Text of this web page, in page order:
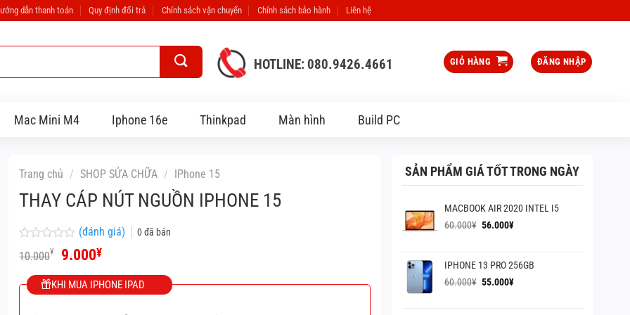
dẫn thanh toán Quy định đổi trả Chính sách vận chuyển Chính sách bảo hành Liên hệ
HOTLINE: 080.9426.4661 GIỎ HÀNG ĐĂNG NHẬP
Mac Mini M4 Iphone 16e Thinkpad Màn hình Build PC
Trang chủ / SHOP SỬA CHỮA / IPhone 15
THAY CÁP NÚT NGUỒN IPHONE 15
Được
xếp
0
(đánh giá) 0đã bán
10.000¥
Giá
gốc
là:
10.000¥.
9.000¥Giá
tại
là:
KHI MUA IPHONE IPAD
SẢN PHẨM GIÁ TỐT TRONG NGÀY
MACBOOK AIR 2020 INTEL I5
60.000¥ Giá
60.000¥.
56.000¥Giá
là:
56.000¥.
IPHONE 13 PRO 256GB
60.000¥ Giá
55.000¥Giá